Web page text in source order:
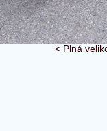
< Plná